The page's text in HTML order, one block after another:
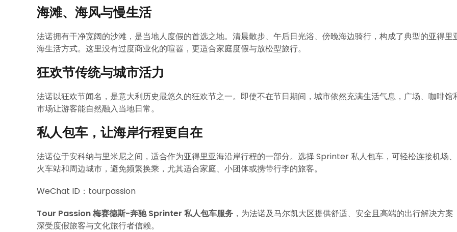
海滩、海风与慢生活
法诺拥有干净宽阔的沙滩，是当地人度假的首选之地。清晨散步、午后日光浴、傍晚海边骑行，构成了典型的亚得里
海生活方式。这里没有过度商业化的喧嚣，更适合家庭度假与放松型旅行。
狂欢节传统与城市活力
法诺以狂欢节闻名，是意大利历史最悠久的狂欢节之一。即使不在节日期间，城市依然充满生活气息，广场、咖啡馆
市场让游客能自然融入当地日常。
私人包车，让海岸行程更自在
法诺位于安科纳与里米尼之间，适合作为亚得里亚海沿岸行程的一部分。选择 Sprinter 私人包车，可轻松连接机场、
火车站和周边城市，避免频繁换乘，尤其适合家庭、小团体或携带行李的旅客。
WeChat ID：tourpassion
Tour Passion 梅赛德斯-奔驰 Sprinter 私人包车服务 ，为法诺及马尔凯大区提供舒适、安全且高端的出行解决方案
深受度假旅客与文化旅行者信赖。